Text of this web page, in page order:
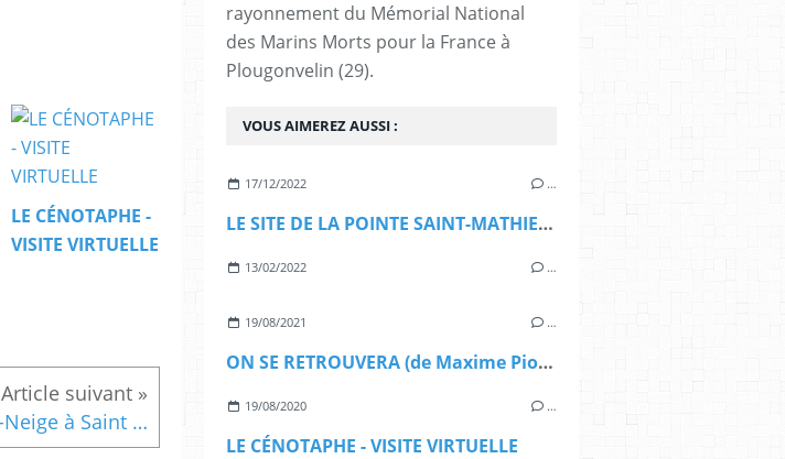
LE CÉNOTAPHE -
VISITE VIRTUELLE
9 janvier 2010-Neige à Saint Mathieu
rayonnement du Mémorial National
des Marins Morts pour la France à
Plougonvelin (29).
VOUS AIMEREZ AUSSI :
17/12/2022 …
LE SITE DE LA POINTE SAINT-MATHIEU BIENTÔT CLASSÉ
13/02/2022 …
19/08/2021 …
ON SE RETROUVERA (de Maxime Piolot)
19/08/2020 …
LE CÉNOTAPHE - VISITE VIRTUELLE